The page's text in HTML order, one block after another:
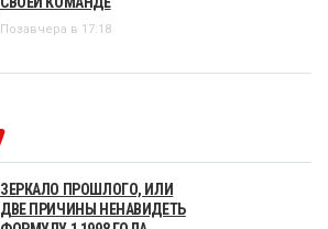
Позавчера в 17:18
ЗЕРКАЛО ПРОШЛОГО, ИЛИ
ДВЕ ПРИЧИНЫ НЕНАВИДЕТЬ